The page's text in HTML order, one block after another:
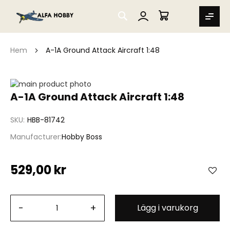
SEARCH
MIN VARUKORG
Hem A-1A Ground Attack Aircraft 1:48
A-1A Ground Attack Aircraft 1:48
SKU HBB-81742
ManufacturerHobby Boss
529,00 kr
- + Lägg i varukorg
Hoppa
till
bildgalleriet
Hoppa
av
bildgalleriet